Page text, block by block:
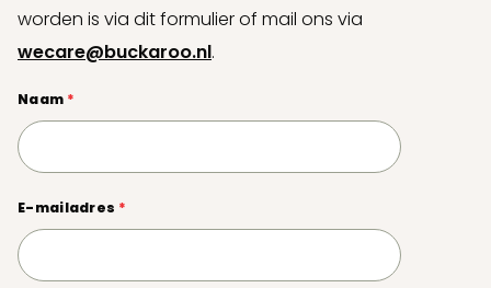
worden is via dit formulier of mail ons via
wecare@buckaroo.nl.
Naam *
E-mailadres *